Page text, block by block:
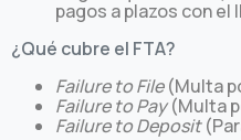
pagos a plazos con el
¿Qué cubre el FTA?
Failure to File(Multa
Failure to Pay(Multa
Failure to Deposit